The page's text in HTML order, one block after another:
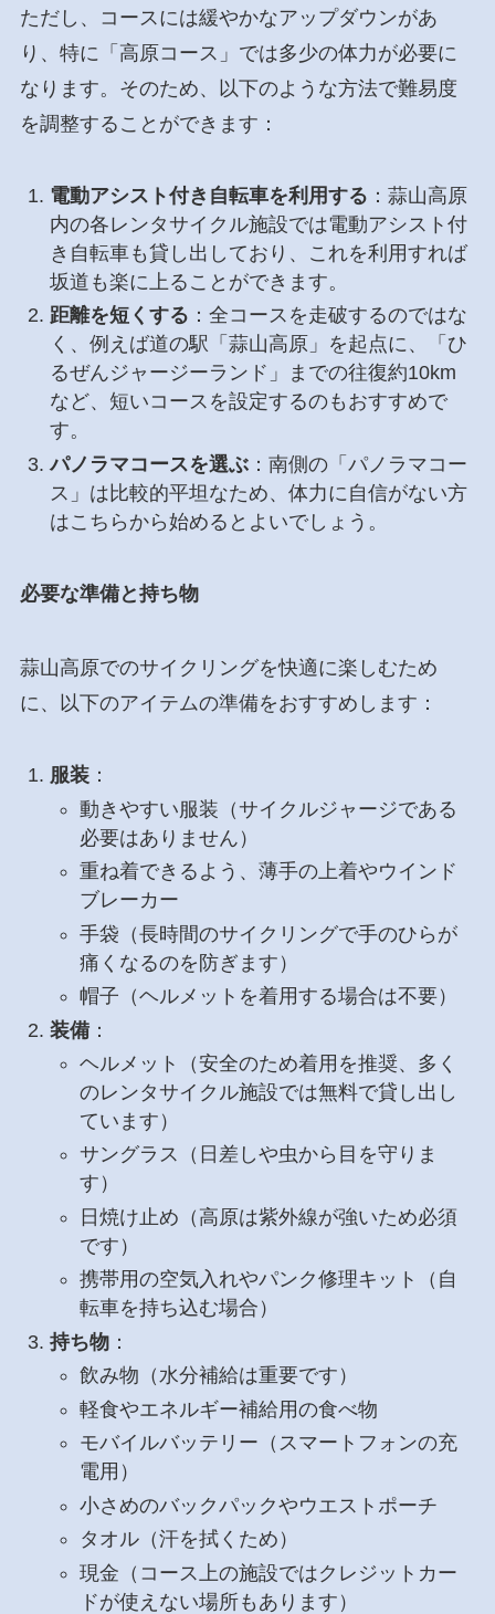
ただし、コースには緩やかなアップダウンがあ
り、特に「高原コース」では多少の体力が必要に
なります。そのため、以下のような方法で難易度
を調整することができます：
電動アシスト付き自転車を利用する ：蒜山高原
内の各レンタサイクル施設では電動アシスト付
き自転車も貸し出しており、これを利用すれば
坂道も楽に上ることができます。
距離を短くする ：全コースを走破するのではな
く、例えば道の駅「蒜山高原」を起点に、「ひ
るぜんジャージーランド」までの往復約10km
など、短いコースを設定するのもおすすめで
す。
パノラマコースを選ぶ：南側の「パノラマコー
ス」は比較的平坦なため、体力に自信がない方
はこちらから始めるとよいでしょう。
必要な準備と持ち物
蒜山高原でのサイクリングを快適に楽しむため
に、以下のアイテムの準備をおすすめします：
服装：
動きやすい服装（サイクルジャージである
必要はありません）
重ね着できるよう、薄手の上着やウインド
ブレーカー
手袋（長時間のサイクリングで手のひらが
痛くなるのを防ぎます）
帽子（ヘルメットを着用する場合は不要）
装備：
ヘルメット（安全のため着用を推奨、多く
のレンタサイクル施設では無料で貸し出し
ています）
サングラス（日差しや虫から目を守りま
す）
日焼け止め（高原は紫外線が強いため必須
です）
携帯用の空気入れやパンク修理キット（自
転車を持ち込む場合）
持ち物：
飲み物（水分補給は重要です）
軽食やエネルギー補給用の食べ物
モバイルバッテリー（スマートフォンの充
電用）
小さめのバックパックやウエストポーチ
タオル（汗を拭くため）
現金（コース上の施設ではクレジットカー
ドが使えない場所もあります）